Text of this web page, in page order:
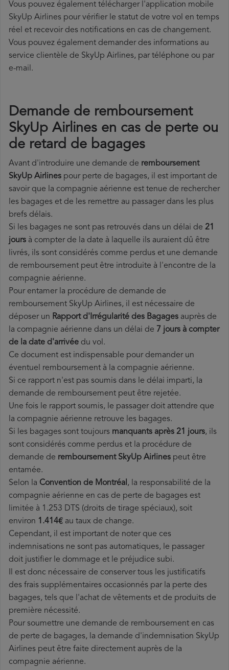
Vous pouvez également télécharger l'application mobile
SkyUp Airlines pour vérifier le statut de votre vol en temps
réel et recevoir des notifications en cas de changement.
Vous pouvez également demander des informations au
service clientèle de SkyUp Airlines, par téléphone ou par
e-mail.
Demande de remboursement
SkyUp Airlines en cas de perte ou
de retard de bagages
Avant d'introduire une demande de remboursement
SkyUp Airlines pour perte de bagages, il est important de
savoir que la compagnie aérienne est tenue de rechercher
les bagages et de les remettre au passager dans les plus
brefs délais.
Si les bagages ne sont pas retrouvés dans un délai de 21
jours à compter de la date à laquelle ils auraient dû être
livrés, ils sont considérés comme perdus et une demande
de remboursement peut être introduite à l'encontre de la
compagnie aérienne.
Pour entamer la procédure de demande de
remboursement SkyUp Airlines, il est nécessaire de
déposer un Rapport d'Irrégularité des Bagages auprès de
la compagnie aérienne dans un délai de 7 jours à compter
de la date d'arrivée du vol.
Ce document est indispensable pour demander un
éventuel remboursement à la compagnie aérienne.
Si ce rapport n'est pas soumis dans le délai imparti, la
demande de remboursement peut être rejetée.
Une fois le rapport soumis, le passager doit attendre que
la compagnie aérienne retrouve les bagages.
Si les bagages sont toujours manquants après 21 jours, ils
sont considérés comme perdus et la procédure de
demande de remboursement SkyUp Airlines peut être
entamée.
Selon la Convention de Montréal, la responsabilité de la
compagnie aérienne en cas de perte de bagages est
limitée à 1.253 DTS (droits de tirage spéciaux), soit
environ 1.414€ au taux de change.
Cependant, il est important de noter que ces
indemnisations ne sont pas automatiques, le passager
doit justifier le dommage et le préjudice subi.
Il est donc nécessaire de conserver tous les justificatifs
des frais supplémentaires occasionnés par la perte des
bagages, tels que l'achat de vêtements et de produits de
première nécessité.
Pour soumettre une demande de remboursement en cas
de perte de bagages, la demande d'indemnisation SkyUp
Airlines peut être faite directement auprès de la
compagnie aérienne.